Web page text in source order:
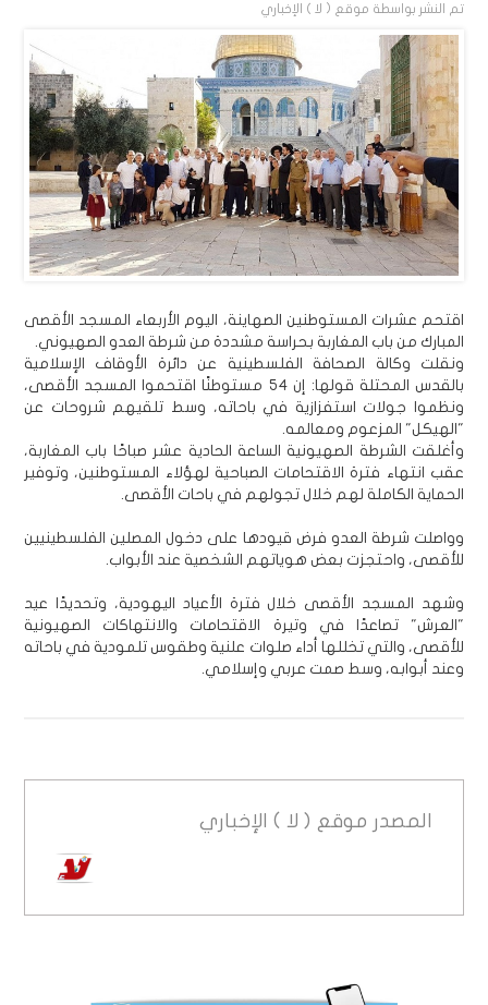
تم النشر بواسطة موقع ( لا ) الإخباري
اقتحم عشرات المستوطنين الصهاينة، اليوم الأربعاء المسجد الأقصى
المبارك من باب المغاربة بحراسة مشددة من شرطة العدو الصهيوني.
ونقلت وكالة الصحافة الفلسطينية عن دائرة الأوقاف الإسلامية
بالقدس المحتلة قولها: إن 54 مستوطنًا اقتحموا المسجد الأقصى،
ونظموا جولات استفزازية في باحاته، وسط تلقيهم شروحات عن
"الهيكل" المزعوم ومعالمه.
وأغلقت الشرطة الصهيونية الساعة الحادية عشر صباحًا باب المغاربة،
عقب انتهاء فترة الاقتحامات الصباحية لهؤلاء المستوطنين، وتوفير
الحماية الكاملة لهم خلال تجولهم في باحات الأقصى.
وواصلت شرطة العدو فرض قيودها على دخول المصلين الفلسطينيين
للأقصى، واحتجزت بعض هوياتهم الشخصية عند الأبواب.
وشهد المسجد الأقصى خلال فترة الأعياد اليهودية، وتحديدًا عيد
"العرش" تصاعدًا في وتيرة الاقتحامات والانتهاكات الصهيونية
للأقصى، والتي تخللها أداء صلوات علنية وطقوس تلمودية في باحاته
وعند أبوابه، وسط صمت عربي وإسلامي.
المصدر موقع ( لا ) الإخباري